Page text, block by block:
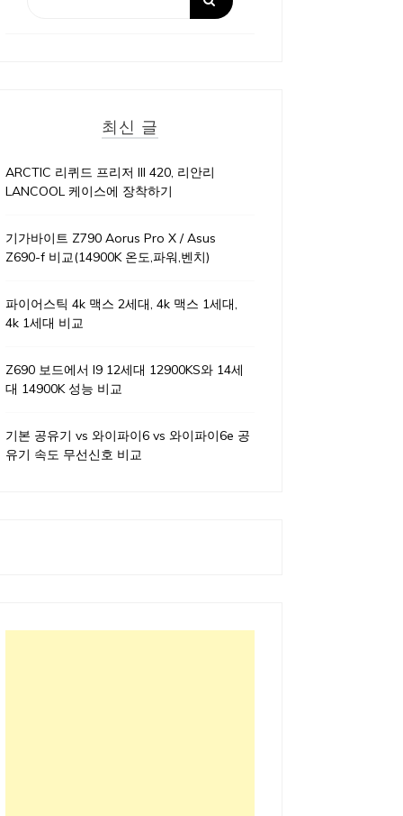
최신 글
ARCTIC 리퀴드 프리저 III 420, 리안리
LANCOOL 케이스에 장착하기
기가바이트 Z790 Aorus Pro X / Asus
Z690-f 비교(14900K 온도,파워,벤치)
파이어스틱 4k 맥스 2세대, 4k 맥스 1세대,
4k 1세대 비교
Z690 보드에서 I9 12세대 12900KS와 14세
대 14900K 성능 비교
기본 공유기 vs 와이파이6 vs 와이파이6e 공
유기 속도 무선신호 비교